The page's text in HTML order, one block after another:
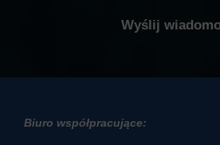
Biuro współpracujące: